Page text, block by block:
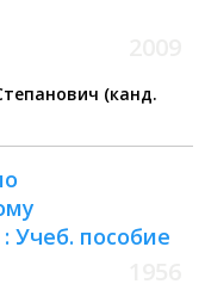
(канд.
Учеб. пособие